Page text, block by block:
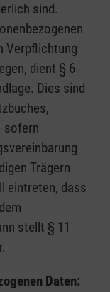
sind.
Verpflichtung
dient § 6
Dies sind
sofern
Trägern
eintreten, dass
stellt § 11
Daten: